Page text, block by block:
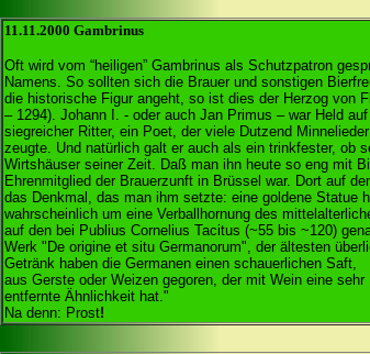
11.11.2000 Gambrinus
Oft wird vom “heiligen” Gambrinus als Schutzpatron
Namens. So sollten sich die Brauer und sonstigen
die historische Figur angeht, so ist dies der Herzog von
– 1294). Johann I. - oder auch Jan Primus – war Held
siegreicher Ritter, ein Poet, der viele Dutzend
zeugte. Und natürlich galt er auch als ein trinkfester, ob
Wirtshäuser seiner Zeit. Daß man ihn heute so eng mit
Ehrenmitglied der Brauerzunft in Brüssel war. Dort auf
das Denkmal, das man ihm setzte: eine goldene Statue
wahrscheinlich um eine Verballhornung des
auf den bei Publius Cornelius Tacitus (~55 bis ~120)
Werk "De origine et situ Germanorum", der
Getränk haben die Germanen einen schauerlichen Saft,
aus Gerste oder Weizen gegoren, der mit Wein eine sehr
entfernte
Na denn: Prost!